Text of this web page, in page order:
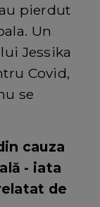
pierdut
Un
Jessika
Covid,
se
cauza
- iata
de